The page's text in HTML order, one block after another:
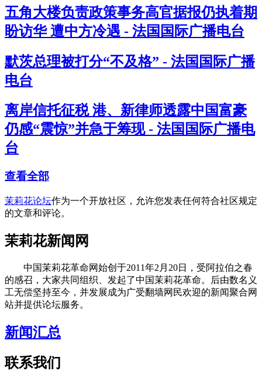
五角大楼负责政策事务高官据报仍执着期
盼访华 遭中方冷遇 - 法国国际广播电台
默茨总理被打分“不及格” - 法国国际广播
电台
离岸信托征税 港、新律师透露中国富豪
仍感“震惊”并急于筹现 - 法国国际广播电
台
查看全部
茉莉花论坛作为一个开放社区，允许您发表任何符合社区规定
的文章和评论。
茉莉花新闻网
中国茉莉花革命网始创于2011年2月20日，受阿拉伯之春
的感召，大家共同组织、发起了中国茉莉花革命。后由数名义
工无偿坚持至今，并发展成为广受翻墙网民欢迎的新闻聚合网
站并提供论坛服务。
新闻汇总
联系我们